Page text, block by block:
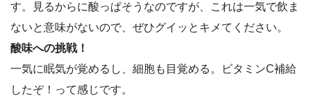
す。見るからに酸っぱそうなのですが、これは一気で飲ま
ないと意味がないので、ぜひグイッとキメてください。
酸味への挑戦！
一気に眠気が覚めるし、細胞も目覚める。ビタミンC補給
したぞ！って感じです。